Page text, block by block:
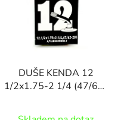
DUŠE KENDA 12
1/2x1.75-2 1/4 (47/62-